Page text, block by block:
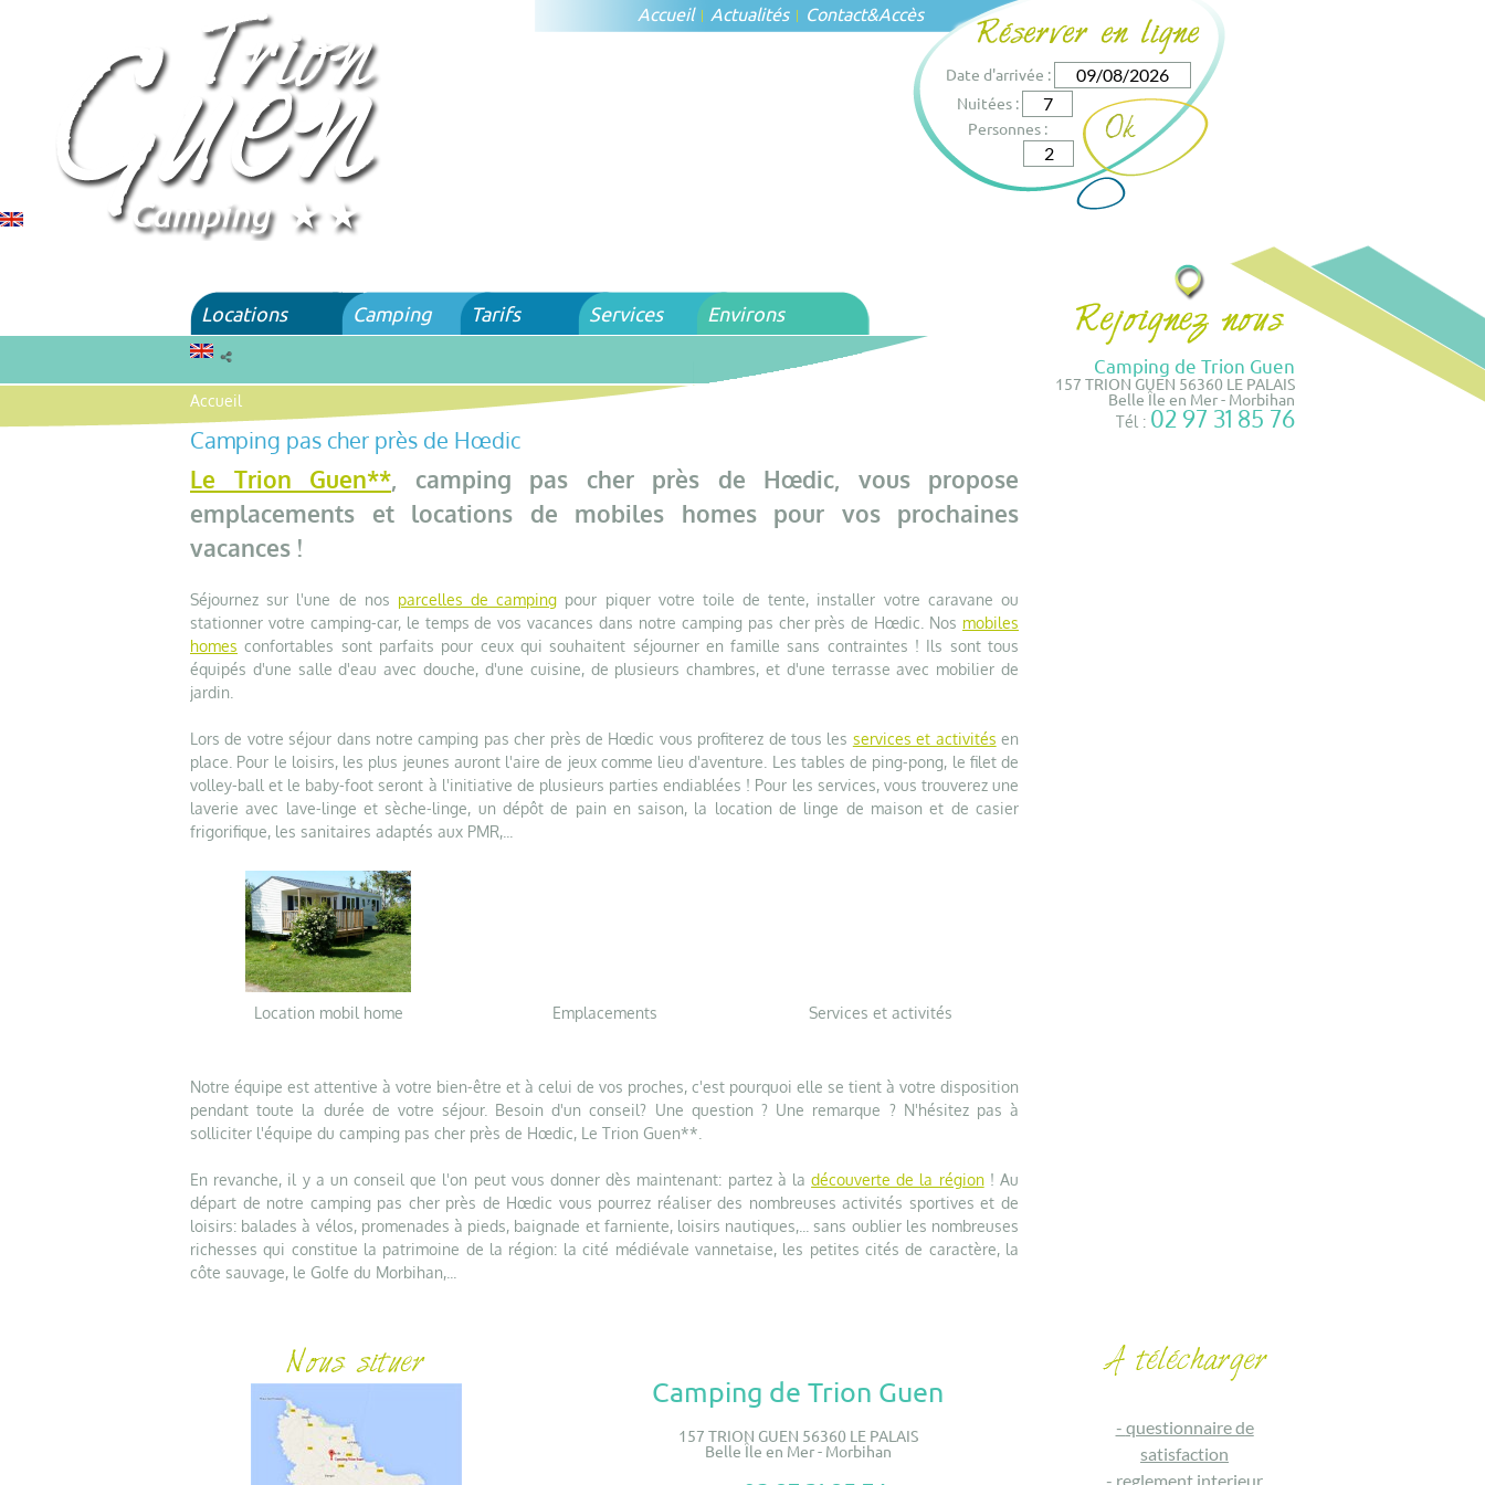
Accueil Actualités Contact&Accès
Date d'arrivée :
Nuitées :
Personnes :
Locations Camping Tarifs Services Environs
Camping de Trion Guen
157 TRION GUEN 56360 LE PALAIS
Belle Île en Mer - Morbihan
Tél : 02 97 31 85 76
Accueil
Camping pas cher près de Hœdic
Le Trion Guen**, camping pas cher près de Hœdic, vous propose
emplacements et locations de mobiles homes pour vos prochaines
vacances !
Séjournez sur l'une de nos parcelles de camping pour piquer votre toile de tente, installer votre caravane ou
stationner votre camping-car, le temps de vos vacances dans notre camping pas cher près de Hœdic. Nos mobiles
homes confortables sont parfaits pour ceux qui souhaitent séjourner en famille sans contraintes ! Ils sont tous
équipés d'une salle d'eau avec douche, d'une cuisine, de plusieurs chambres, et d'une terrasse avec mobilier de
jardin.
Lors de votre séjour dans notre camping pas cher près de Hœdic vous profiterez de tous les services et activités en
place. Pour le loisirs, les plus jeunes auront l'aire de jeux comme lieu d'aventure. Les tables de ping-pong, le filet de
volley-ball et le baby-foot seront à l'initiative de plusieurs parties endiablées ! Pour les services, vous trouverez une
laverie avec lave-linge et sèche-linge, un dépôt de pain en saison, la location de linge de maison et de casier
frigorifique, les sanitaires adaptés aux PMR,...
Location mobil home Emplacements Services et activités
Notre équipe est attentive à votre bien-être et à celui de vos proches, c'est pourquoi elle se tient à votre disposition
pendant toute la durée de votre séjour. Besoin d'un conseil? Une question ? Une remarque ? N'hésitez pas à
solliciter l'équipe du camping pas cher près de Hœdic, Le Trion Guen**.
En revanche, il y a un conseil que l'on peut vous donner dès maintenant: partez à ladécouverte de la région! Au
départ de notre camping pas cher près de Hœdic vous pourrez réaliser des nombreuses activités sportives et de
loisirs: balades à vélos, promenades à pieds, baignade et farniente, loisirs nautiques,... sans oublier les nombreuses
richesses qui constitue la patrimoine de la région: la cité médiévale vannetaise, les petites cités de caractère, la
côte sauvage, le Golfe du Morbihan,...
Camping de Trion Guen
157 TRION GUEN 56360 LE PALAIS
Belle Île en Mer - Morbihan
- questionnaire de
satisfaction
- reglement interieur